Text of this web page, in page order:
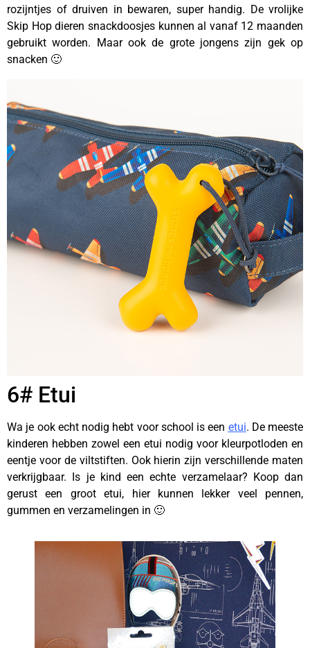
rozijntjes of druiven in bewaren, super handig. De vrolijke
Skip Hop dieren snackdoosjes kunnen al vanaf 12 maanden
gebruikt worden. Maar ook de grote jongens zijn gek op
snacken 🙂
6# Etui
Wa je ook echt nodig hebt voor school is een etui. De meeste
kinderen hebben zowel een etui nodig voor kleurpotloden en
eentje voor de viltstiften. Ook hierin zijn verschillende maten
verkrijgbaar. Is je kind een echte verzamelaar? Koop dan
gerust een groot etui, hier kunnen lekker veel pennen,
gummen en verzamelingen in 🙂